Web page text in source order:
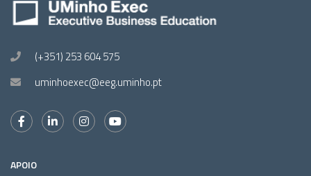
(+351) 253 604 575
uminhoexec@eeg.uminho.pt
APOIO